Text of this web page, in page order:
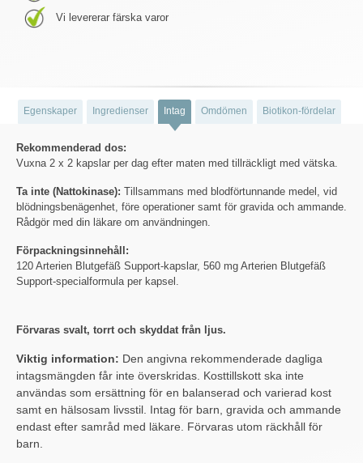
Vi levererar färska varor
Egenskaper Ingredienser Intag Omdömen Biotikon-fördelar
Rekommenderad dos:
Vuxna 2 x 2 kapslar per dag efter maten med tillräckligt med vätska.
Ta inte (Nattokinase): Tillsammans med blodförtunnande medel, vid
blödningsbenägenhet, före operationer samt för gravida och ammande.
Rådgör med din läkare om användningen.
Förpackningsinnehåll:
120 Arterien Blutgefäß Support-kapslar, 560 mg Arterien Blutgefäß
Support-specialformula per kapsel.
Förvaras svalt, torrt och skyddat från ljus.
Viktig information: Den angivna rekommenderade dagliga
intagsmängden får inte överskridas. Kosttillskott ska inte
användas som ersättning för en balanserad och varierad kost
samt en hälsosam livsstil. Intag för barn, gravida och ammande
endast efter samråd med läkare. Förvaras utom räckhåll för
barn.